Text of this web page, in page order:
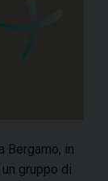
Bergamo, in
gruppo di